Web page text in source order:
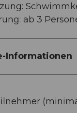
ab 3
Informationen